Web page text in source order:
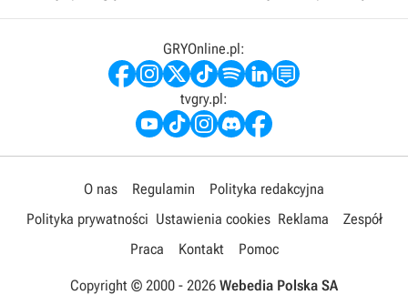
GRYOnline.pl:
tvgry.pl:
O nas Regulamin
Polityka redakcyjna
Polityka prywatności Ustawienia cookies Reklama
Zespół
Praca
Kontakt Pomoc
Copyright © 2000 - 2026 Webedia Polska SA